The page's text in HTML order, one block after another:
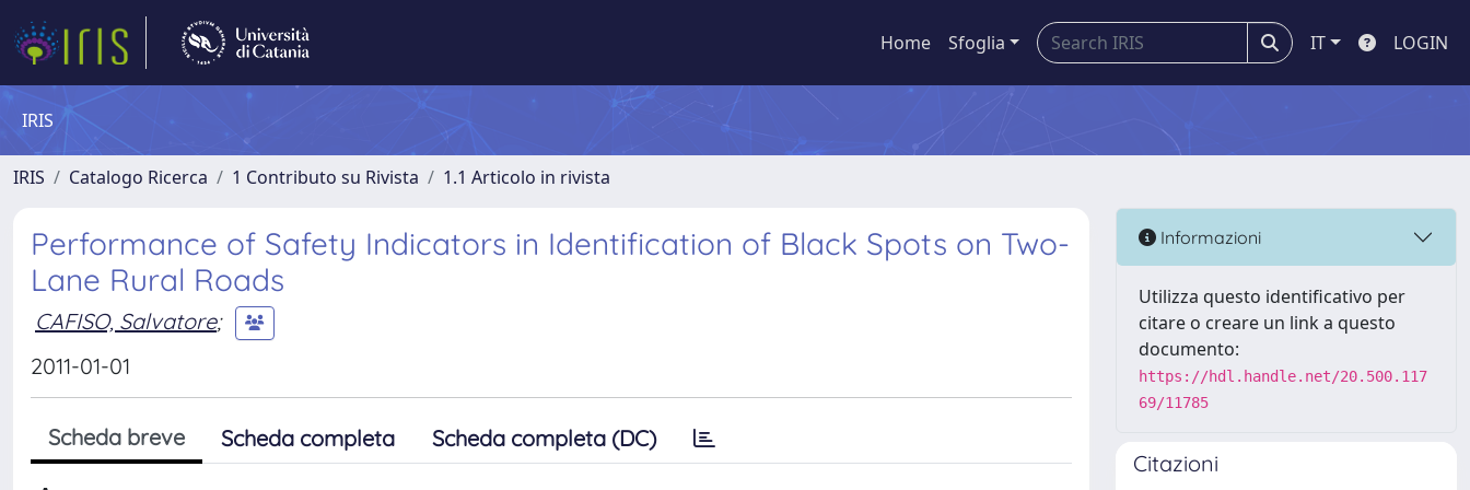
Home Sfoglia IT LOGIN
IRIS
IRIS Catalogo Ricerca 1 Contributo su Rivista 1.1 Articolo in rivista
Performance of Safety Indicators in Identification of Black Spots on Two-
Lane Rural Roads
CAFISO, Salvatore;
2011-01-01
Scheda breve Scheda completa Scheda completa (DC)
Informazioni
Utilizza questo identificativo per
citare o creare un link a questo
documento:
https://hdl.handle.net/20.500.117
69/11785
Citazioni